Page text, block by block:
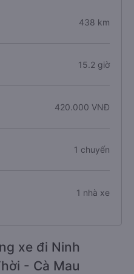
438 km
15.2 giờ
420.000 VNĐ
1 chuyến
1 nhà xe
xe đi Ninh
- Cà Mau